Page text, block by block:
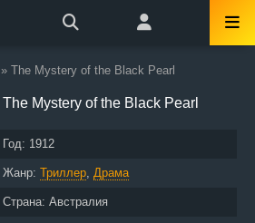
» The Mystery of the Black Pearl
The Mystery of the Black Pearl
Год: 1912
Жанр: Триллер, Драма
Страна: Австралия